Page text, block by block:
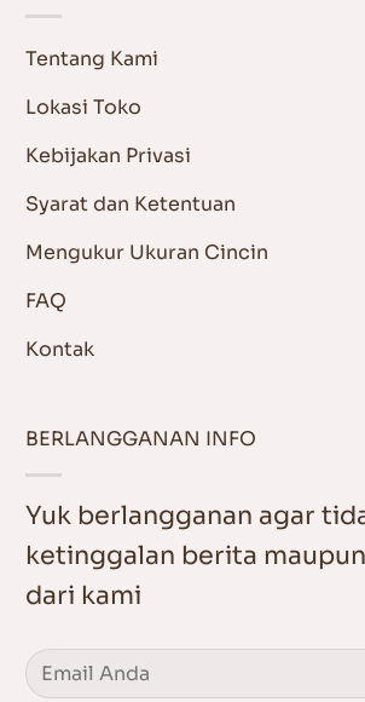
Tentang Kami
Lokasi Toko
Kebijakan Privasi
Syarat dan Ketentuan
Mengukur Ukuran Cincin
FAQ
Kontak
BERLANGGANAN INFO
Yuk berlangganan agar
ketinggalan berita
dari kami